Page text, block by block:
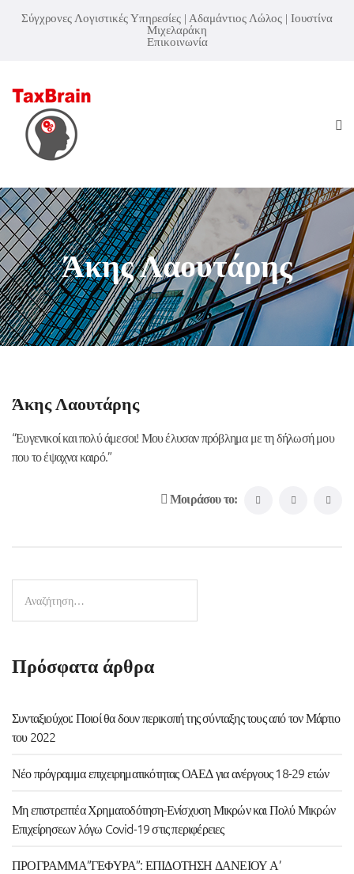
Σύγχρονες Λογιστικές Υπηρεσίες | Αδαμάντιος Λώλος | Ιουστίνα
Μιχελαράκη
Επικοινωνία
Άκης Λαουτάρης
Άκης Λαουτάρης
“Ευγενικοί και πολύ άμεσοι! Μου έλυσαν πρόβλημα με τη δήλωσή μου
που το έψαχνα καιρό.”
Μοιράσου το:
Πρόσφατα άρθρα
Συνταξιούχοι: Ποιοί θα δουν περικοπή της σύνταξης τους από τον Μάρτιο
του 2022
Νέο πρόγραμμα επιχειρηματικότητας ΟΑΕΔ για ανέργους 18-29 ετών
Μη επιστρεπτέα Χρηματοδότηση-Ενίσχυση Μικρών και Πολύ Μικρών
Επιχείρησεων λόγω Covid-19 στις περιφέρειες
ΠΡΟΓΡΑΜΜΑ”ΓΕΦΥΡΑ”: ΕΠΙΔΟΤΗΣΗ ΔΑΝΕΙΟΥ Α’